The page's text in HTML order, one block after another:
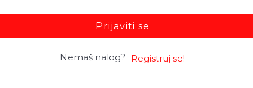
Prijaviti se
Nemaš nalog? Registruj se!